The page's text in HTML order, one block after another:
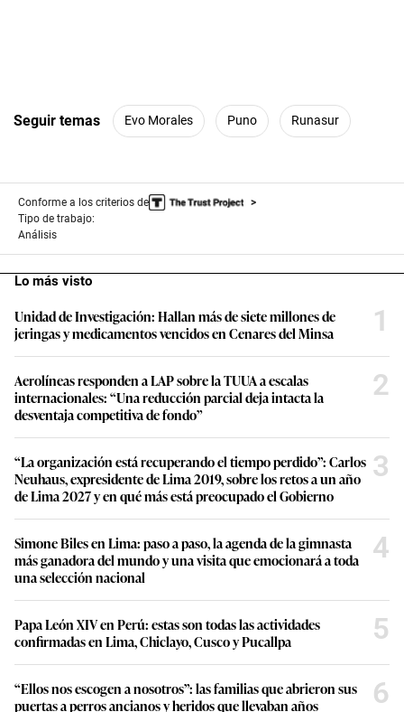
Seguir temas Evo Morales Puno Runasur
Conforme a los criterios de
Tipo de trabajo:
Análisis
Lo más visto
Unidad de Investigación: Hallan más de siete millones de
jeringas y medicamentos vencidos en Cenares del Minsa
1
Aerolíneas responden a LAP sobre la TUUA a escalas
internacionales: “Una reducción parcial deja intacta la
desventaja competitiva de fondo”
2
“La organización está recuperando el tiempo perdido”: Carlos
Neuhaus, expresidente de Lima 2019, sobre los retos a un año
de Lima 2027 y en qué más está preocupado el Gobierno
3
Simone Biles en Lima: paso a paso, la agenda de la gimnasta
más ganadora del mundo y una visita que emocionará a toda
una selección nacional
4
Papa León XIV en Perú: estas son todas las actividades
confirmadas en Lima, Chiclayo, Cusco y Pucallpa
5
“Ellos nos escogen a nosotros”: las familias que abrieron sus
puertas a perros ancianos y heridos que llevaban años
6